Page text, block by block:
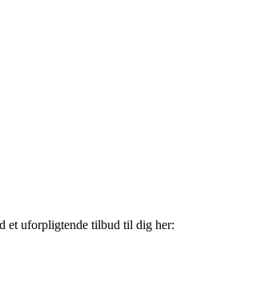
et uforpligtende tilbud til dig her: